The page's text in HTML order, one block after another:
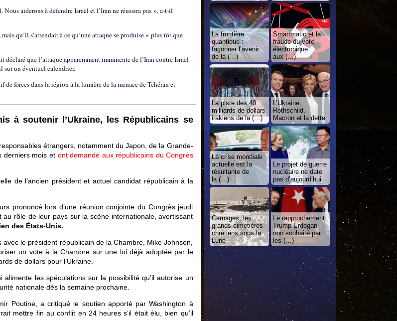
aiderons à défendre Israël et l’Iran ne réussira pas », a-t-il
qu’il s’attendait à ce qu’une attaque se produise « plus tôt que
que l’attaque apparemment imminente de l’Iran contre Israël
sur un éventuel calendrier.
forces dans la région à la lumière de la menace de Téhéran et
à soutenir l’Ukraine, les Républicains se
étrangers, notamment du Japon, de la Grande-
derniers mois et ont demandé aux républicains du Congrès
de l’ancien président et actuel candidat républicain à la
prononcé lors d’une réunion conjointe du Congrès jeudi
rôle de leur pays sur la scène internationale, avertissant
des États-Unis.
le président républicain de la Chambre, Mike Johnson,
un vote à la Chambre sur une loi déjà adoptée par le
de dollars pour l’Ukraine.
les spéculations sur la possibilité qu’il autorise un
nationale dès la semaine prochaine.
Poutine, a critiqué le soutien apporté par Washington à
mettre fin au conflit en 24 heures s’il était élu, bien qu’il
La frontière
quantique :
façonner l’avenir
de la (…)
Smartmatic et la
fraude du vote
électronique
aux (…)
La piste des 40
milliards de dollars
irakiens de la (…)
L’Ukraine,
Rothschild,
Macron et la dette
La crise mondiale
actuelle est la
résultante de
la (…)
Le projet de guerre
nucléaire ne date
pas d’aujourd’hui
Carnages, les
grands cimetières
chrétiens sous la
Lune
Le rapprochement
Trump Erdogan
non souhaité par
les (…)